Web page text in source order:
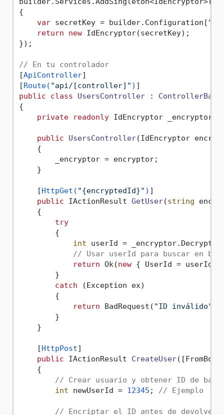
{
var secretKey = builder.Configuration[
return
new IdEncryptor(secretKey);
});
// En tu controlador
[ApiController]
[Route( "api/[controller]" )
public
class UsersController : ControllerBase
{
private
readonly IdEncryptor _encryptor;
public UsersController(IdEncryptor
    {
        _encryptor = encryptor;
    }
    [
HttpGet( "{encryptedId}" ) ]
public IActionResult GetUser(string
    {
try
        {
int userId =
// Usar userId para buscar en
return Ok(new { UserId = userId
        }
catch (Exception ex)
        {
return BadRequest( "ID inválido"
        }
    }
    [
HttpPost]
public IActionResult CreateUser(
    {
// Crear usuario y obtener ID de base
int newUserId = 12345 ; // Ejemplo
// Encriptar el ID antes de